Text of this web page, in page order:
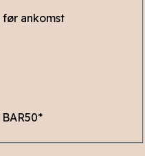
før ankomst